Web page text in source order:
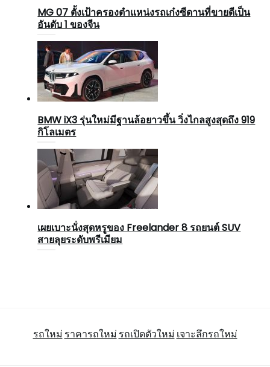
MG 07 ตั้งเป้าครองตำแหน่งรถเก๋งซีดานที่ขายดีเป็น
อันดับ 1 ของจีน
BMW iX3 รุ่นใหม่มีฐานล้อยาวขึ้น วิ่งไกลสูงสุดถึง 919
กิโลเมตร
เผยเบาะนั่งสุดหรูของ Freelander 8 รถยนต์ SUV
สายลุยระดับพรีเมียม
รถใหม่ ราคารถใหม่ รถเปิดตัวใหม่ เจาะลึกรถใหม่